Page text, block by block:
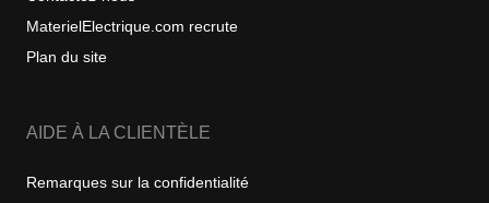
MaterielElectrique.com recrute
Plan du site
AIDE À LA CLIENTÈLE
Remarques sur la confidentialité